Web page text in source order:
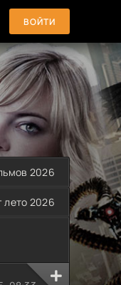
ВОЙТИ
2026
лето 2026